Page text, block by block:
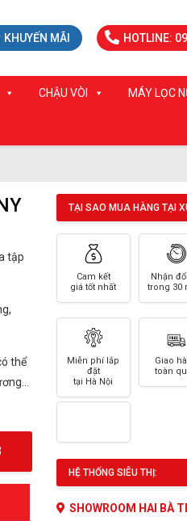
KHUYẾN MÃI HOTLINE:
CHẬU VÒI MÁY LỌC
tập
thể
TẠI SAO MUA HÀNG TẠI
Cam kết
giá tốt nhất
Nhận
trong 30
Miễn phí lắp
đặt
tại Hà Nội
Giao
toàn
HỆ THỐNG SIÊU THỊ:
SHOWROOM HAI BÀ